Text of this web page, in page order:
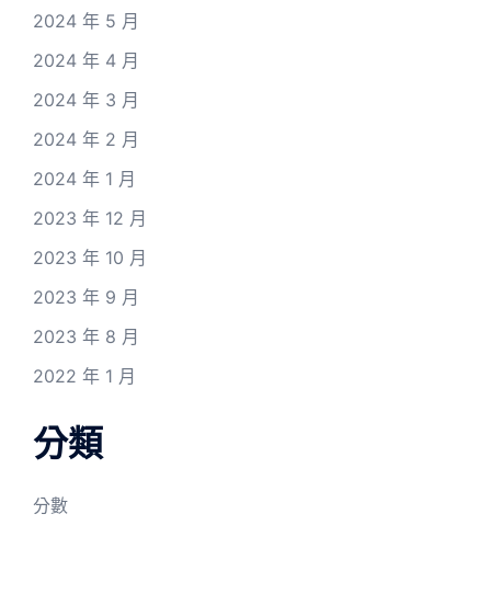
2024 年 5 月
2024 年 4 月
2024 年 3 月
2024 年 2 月
2024 年 1 月
2023 年 12 月
2023 年 10 月
2023 年 9 月
2023 年 8 月
2022 年 1 月
分類
分數